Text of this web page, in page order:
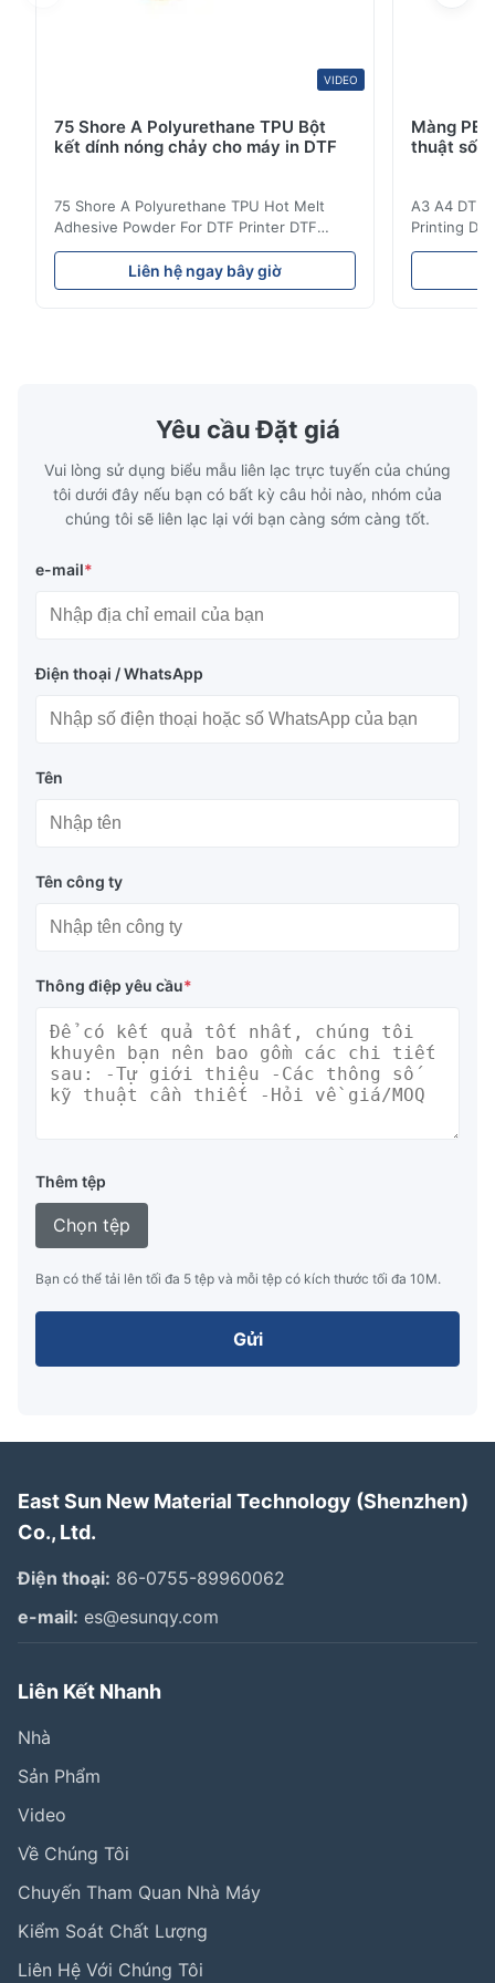
VIDEO
75 Shore A Polyurethane TPU Bột
kết dính nóng chảy cho máy in DTF
75 Shore A Polyurethane TPU Hot Melt
Adhesive Powder For DTF Printer DTF
Powder Technical Parameters Bonding
Parameters ( reference only) Temperature
110-130℃ Press 0.5-1.5 kg/cm2 Time 8-20
Liên hệ ngay bây giờ
Màng
thuật số
A3 A4 DTF
Printing
application
pattern
Yêu cầu Đặt giá
Vui lòng sử dụng biểu mẫu liên lạc trực tuyến của chúng
tôi dưới đây nếu bạn có bất kỳ câu hỏi nào, nhóm của
chúng tôi sẽ liên lạc lại với bạn càng sớm càng tốt.
e-mail*
Điện thoại / WhatsApp
Tên
Tên công ty
Thông điệp yêu cầu*
Thêm tệp
Chọn tệp
Bạn có thể tải lên tối đa 5 tệp và mỗi tệp có kích thước tối đa 10M.
Gửi
East Sun New Material Technology (Shenzhen)
Co., Ltd.
Điện thoại: 86-0755-89960062
e-mail: es@esunqy.com
Liên Kết Nhanh
Nhà
Sản Phẩm
Video
Về Chúng Tôi
Chuyến Tham Quan Nhà Máy
Kiểm Soát Chất Lượng
Liên Hệ Với Chúng Tôi